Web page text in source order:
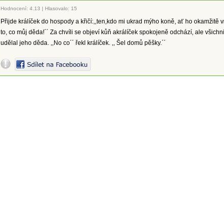
Hodnocení: 4.13 | Hlasovalo: 15
Přijde králíček do hospody a křičí:,,ten,kdo mi ukrad mýho koně, ať ho okamžitě
to, co můj děda!´´ Za chvíli se objeví kůň akrálíček spokojeně odchází, ale
udělal jeho děda. ,,No co´´ řekl králíček. ,, Šel domů pěšky.´´